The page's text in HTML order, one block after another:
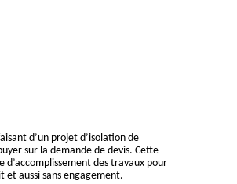
d’un projet d’isolation de
sur la demande de devis. Cette
des travaux pour
et aussi sans engagement.